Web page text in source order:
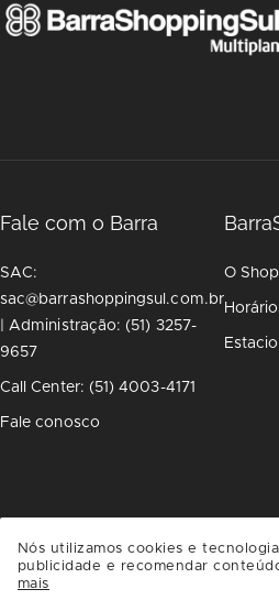
Fale com o Barra
SAC:
sac@barrashoppingsul.com.br
| Administração: (51) 3257-
9657
Call Center: (51) 4003-4171
Fale conosco
O
Nós utilizamos cookies e
publicidade e recomendar
mais